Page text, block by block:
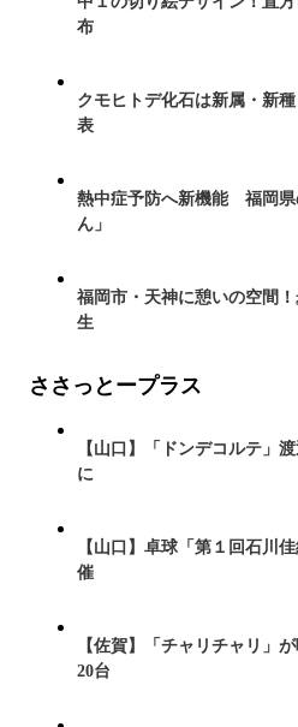
布
クモヒトデ化石は新属・新
表
熱中症予防へ新機能 福岡県
ん」
福岡市・天神に憩いの空間
生
ささっとープラス
【山口】「ドンデコルテ」
に
【山口】卓球「第１回石川
催
【佐賀】「チャリチャリ」
20台